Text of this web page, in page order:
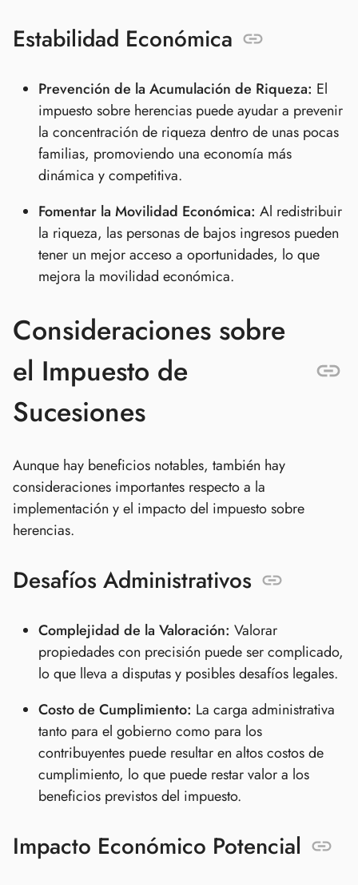
Estabilidad Económica
Prevención de la Acumulación de Riqueza: El
impuesto sobre herencias puede ayudar a prevenir
la concentración de riqueza dentro de unas pocas
familias, promoviendo una economía más
dinámica y competitiva.
Fomentar la Movilidad Económica: Al redistribuir
la riqueza, las personas de bajos ingresos pueden
tener un mejor acceso a oportunidades, lo que
mejora la movilidad económica.
Consideraciones sobre
el Impuesto de
Sucesiones
Aunque hay beneficios notables, también hay
consideraciones importantes respecto a la
implementación y el impacto del impuesto sobre
herencias.
Desafíos Administrativos
Complejidad de la Valoración: Valorar
propiedades con precisión puede ser complicado,
lo que lleva a disputas y posibles desafíos legales.
Costo de Cumplimiento: La carga administrativa
tanto para el gobierno como para los
contribuyentes puede resultar en altos costos de
cumplimiento, lo que puede restar valor a los
beneficios previstos del impuesto.
Impacto Económico Potencial